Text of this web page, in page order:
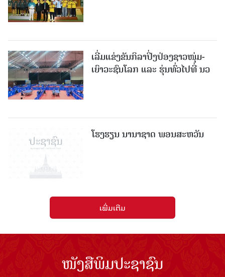
ເລີ່ມແຂ່ງຂັນກິລາປິ່ງປ່ອງຊາວໜຸ່ມ-
ເຍົາວະຊົນໂລກ ແລະ ຮຸ່ນທົ່ວໄປທີ່ ນວ
ໂຮງຮຽນ ນານາຊາດ ພອນສະຫວັນ
ເພີ່ມເຕີມ
ໜັງສືພິມປະຊາຊົນ